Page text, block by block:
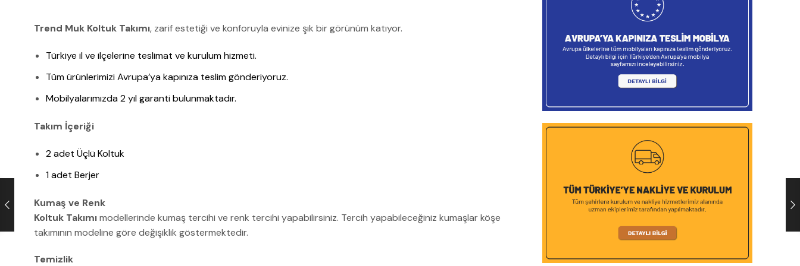
Trend Muk Koltuk Takımı, zarif estetiği ve konforuyla evinize şık bir görünüm katıyor.
Türkiye il ve ilçelerine teslimat ve kurulum hizmeti.
Tüm ürünlerimizi Avrupa’ya kapınıza teslim gönderiyoruz.
Mobilyalarımızda 2 yıl garanti bulunmaktadır.
Takım İçeriği
2 adet Üçlü Koltuk
1 adet Berjer
Kumaş ve Renk
Koltuk Takımımodellerinde kumaş tercihi ve renk tercihi yapabilirsiniz. Tercih yapabileceğiniz kumaşlar köşe
takımının modeline göre değişiklik göstermektedir.
Temizlik